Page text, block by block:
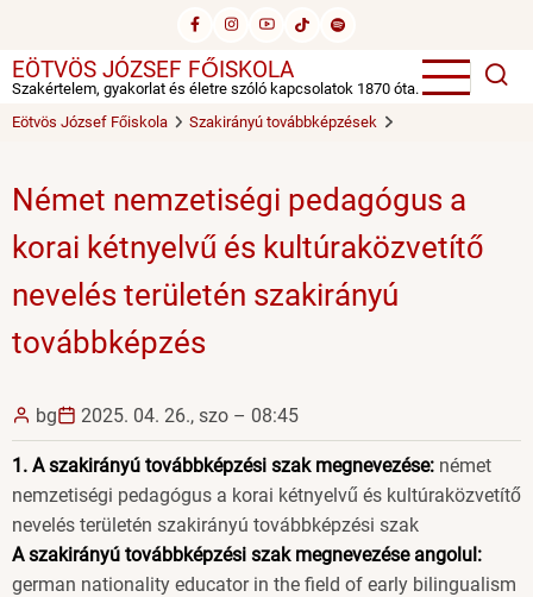
tartalomra
EÖTVÖS JÓZSEF FŐISKOLA
Szakértelem, gyakorlat és életre szóló kapcsolatok 1870 óta.
Eötvös József Főiskola
Szakirányú továbbképzések
Német nemzetiségi pedagógus a
korai kétnyelvű és kultúraközvetítő
nevelés területén szakirányú
továbbképzés
bg 2025. 04. 26., szo – 08:45
1. A szakirányú továbbképzési szak megnevezése: német
nemzetiségi pedagógus a korai kétnyelvű és kultúraközvetítő
nevelés területén szakirányú továbbképzési szak
A szakirányú továbbképzési szak megnevezése angolul:
german nationality educator in the field of early bilingualism